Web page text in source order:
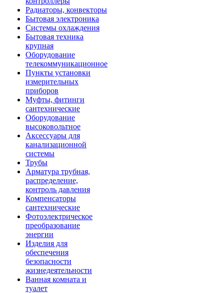
Радиаторы, конвекторы
Бытовая электроника
Системы охлаждения
Бытовая техника
крупная
Оборудование
телекоммуникационное
Пункты установки
измерительных
приборов
Муфты, фитинги
сантехнические
Оборудование
высоковольтное
Аксессуары для
канализационной
системы
Трубы
Арматура трубная,
распределение,
контроль давления
Компенсаторы
сантехнические
Фотоэлектрическое
преобразование
энергии
Изделия для
обеспечения
безопасности
жизнедеятельности
Ванная комната и
туалет